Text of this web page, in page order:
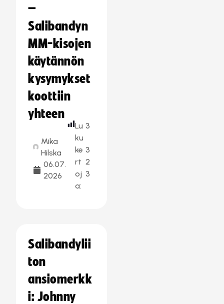
–
Salibandyn
MM-kisojen
käytännön
kysymykset
koottiin
yhteen
Mika
Hilska
06.07.
2026
Lu
ku
ke
rt
oj
a:
3
3
2
3
Salibandylii
ton
ansiomerkk
i: Johnny